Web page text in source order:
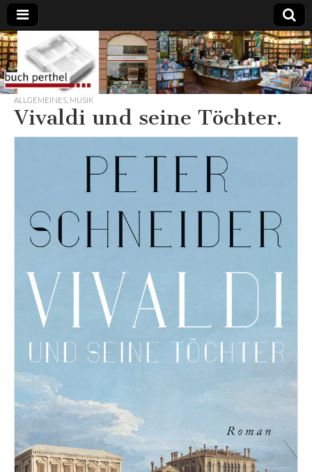
Buchhandlung
am Gasteig
ALLGEMEINES MUSIK
Vivaldi und seine Töchter.